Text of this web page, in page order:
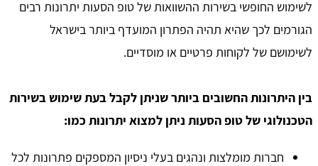
לשימוש החופשי בשירות ההשוואות של טופ הסעות יתרונות רבים
הגורמים לכך שהיא תהיה הפתרון המועדף ביותר בישראל
לשימושם של לקוחות פרטיים או מוסדיים.
בין היתרונות החשובים ביותר שניתן לקבל בעת שימוש בשירות
הטכנולוגי של טופ הסעות ניתן למצוא יתרונות כמו:
חברות מומלצות ונהגים בעלי ניסיון המספקים פתרונות לכל